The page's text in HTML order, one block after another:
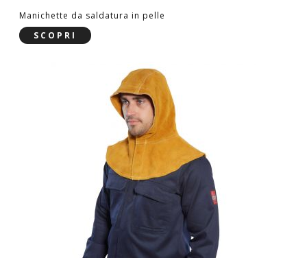
Manichette da saldatura in pelle
SCOPRI